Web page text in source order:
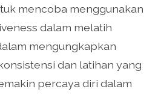
mencoba menggunakan
dalam melatih
mengungkapkan
dan latihan yang
percaya diri dalam